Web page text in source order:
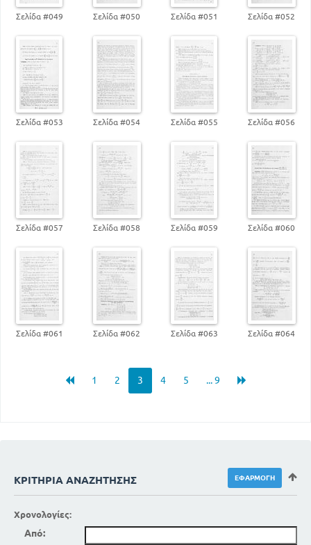
Σελίδα #049 Σελίδα #050 Σελίδα #051 Σελίδα #052
Σελίδα #053 Σελίδα #054 Σελίδα #055 Σελίδα #056
Σελίδα #057 Σελίδα #058 Σελίδα #059 Σελίδα #060
Σελίδα #061 Σελίδα #062 Σελίδα #063 Σελίδα #064
1 2 3 4 5 ... 9
ΚΡΙΤΉΡΙΑ ΑΝΑΖΉΤΗΣΗΣ
Χρονολογίες:
Από: